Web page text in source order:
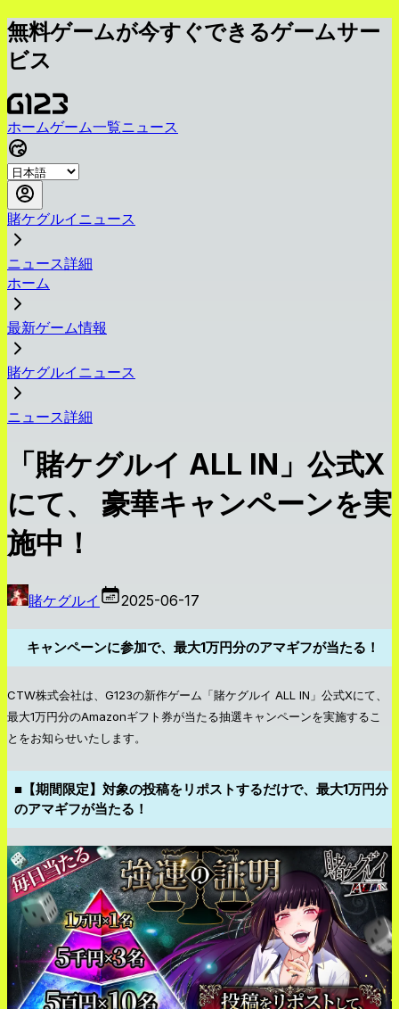
無料ゲームが今すぐできるゲームサー
ビス
ホームゲーム一覧ニュース
賭ケグルイニュース
ニュース詳細
ホーム
最新ゲーム情報
賭ケグルイニュース
ニュース詳細
「賭ケグルイ ALL IN」公式X
にて、 豪華キャンペーンを実
施中！
賭ケグルイ 2025-06-17
キャンペーンに参加で、最大1万円分のアマギフが当たる！
CTW株式会社は、G123の新作ゲーム「賭ケグルイ ALL IN」公式Xにて、
最大1万円分のAmazonギフト券が当たる抽選キャンペーンを実施するこ
とをお知らせいたします。
■【期間限定】対象の投稿をリポストするだけで、最大1万円分
のアマギフが当たる！